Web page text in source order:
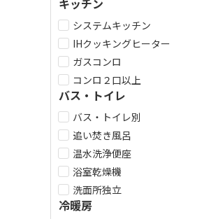
キッチン
システムキッチン
IHクッキングヒーター
ガスコンロ
コンロ２口以上
バス・トイレ
バス・トイレ別
追い焚き風呂
温水洗浄便座
浴室乾燥機
洗面所独立
冷暖房